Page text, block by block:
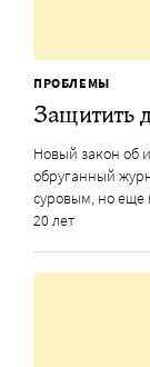
ПРОБЛЕМЫ
Защитить
Новый закон об
обруганный
суровым, но еще
20 лет